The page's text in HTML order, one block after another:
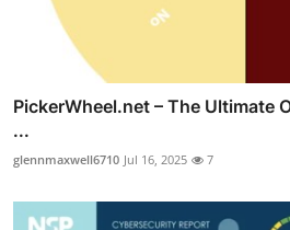
PickerWheel.net – The Ultimate
...
glennmaxwell6710 Jul 16, 2025 7